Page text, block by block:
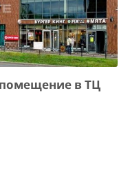
в ТЦ